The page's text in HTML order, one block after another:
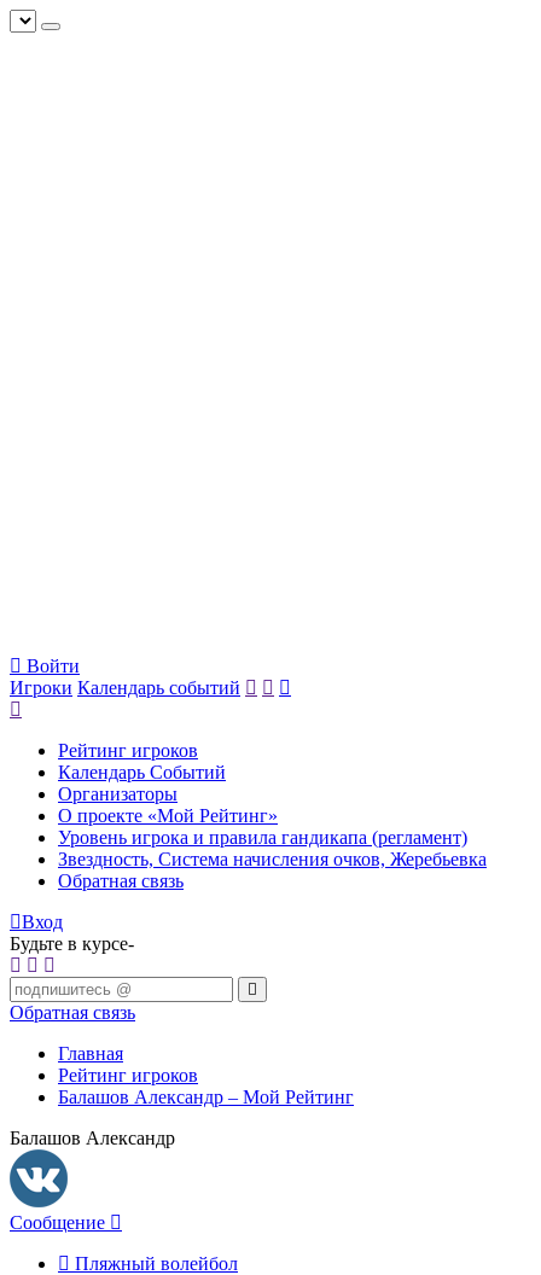
Войти
Игроки Календарь событий
Рейтинг игроков
Календарь Событий
Организаторы
О проекте «Мой Рейтинг»
Уровень игрока и правила гандикапа (регламент)
Звездность, Система начисления очков, Жеребьевка
Обратная связь
Вход
Будьте в курсе-
Обратная связь
Главная
Рейтинг игроков
Балашов Александр – Мой Рейтинг
Балашов Александр
Сообщение
Пляжный волейбол